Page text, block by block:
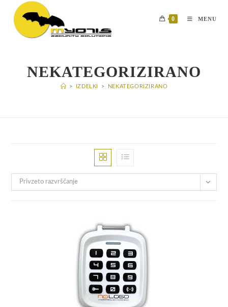
content
0 MENU
NEKATEGORIZIRANO
> IZDELKI > NEKATEGORIZIRANO
Privzeto razvrščanje